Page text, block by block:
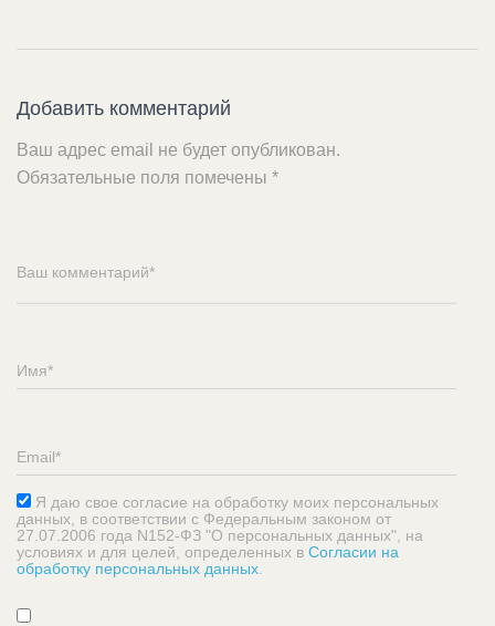
Добавить комментарий
Ваш адрес email не будет опубликован.
Обязательные поля помечены *
Я даю свое согласие на обработку моих персональных
данных, в соответствии с Федеральным законом от
27.07.2006 года N152-ФЗ "О персональных данных", на
условиях и для целей, определенных в Согласии на
обработку персональных данных.